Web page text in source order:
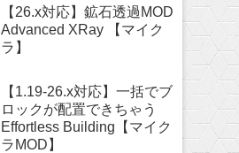
【26.x対応】鉱石透過MOD
Advanced XRay 【マイク
ラ】
【1.19-26.x対応】一括でブ
ロックが配置できちゃう
Effortless Building【マイク
ラMOD】